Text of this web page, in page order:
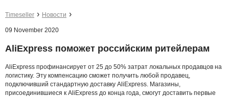
Timeseller Новости
09 November 2020
AliExpress поможет российским ритейлерам
AliExpress профинансирует от 25 до 50% затрат локальных продавцов на
логистику. Эту компенсацию сможет получить любой продавец,
подключивший стандартную доставку AliExpress. Магазины,
присоединившиеся к AliExpress до конца года, смогут доставить первые